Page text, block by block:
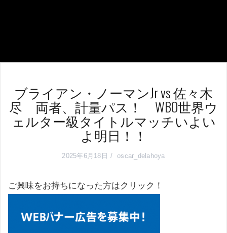
ブライアン・ノーマンJr vs 佐々木
尽 両者、計量パス！ WBO世界ウ
ェルター級タイトルマッチいよい
よ明日！！
2025年6月18日 oscar_delahoya
ご興味をお持ちになった方はクリック！